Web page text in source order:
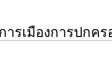
รเมืองการปกค